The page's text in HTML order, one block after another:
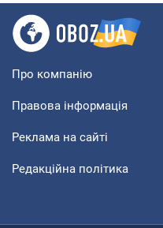
Про компанію
Правова інформація
Реклама на сайті
Редакційна політика